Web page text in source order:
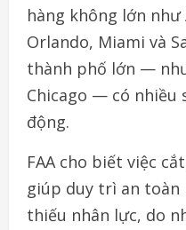
hàng không lớn như
Orlando, Miami và
thành phố lớn —
Chicago — có nhiều
động.
FAA cho biết việc
giúp duy trì an
thiếu nhân lực, do